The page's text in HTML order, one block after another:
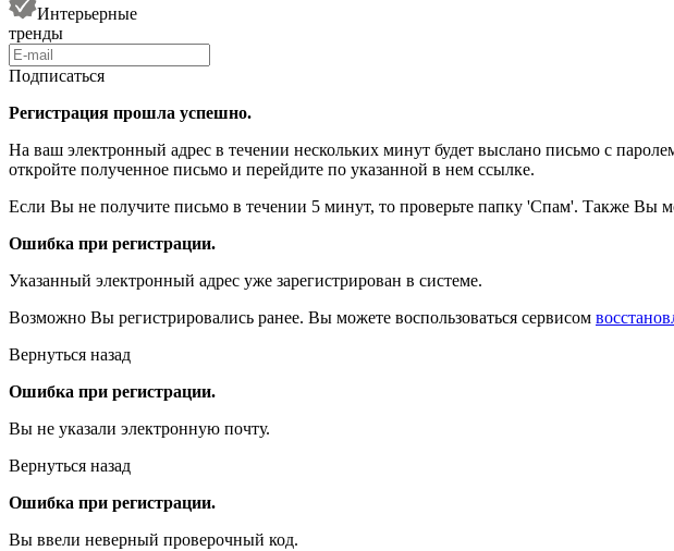
Интерьерные
тренды
Подписаться
Регистрация прошла успешно.
На ваш электронный адрес в течении нескольких минут будет выслано письмо с
откройте полученное письмо и перейдите по указанной в нем ссылке.
Если Вы не получите письмо в течении 5 минут, то проверьте папку 'Спам'. Также Вы
Ошибка при регистрации.
Указанный электронный адрес уже зарегистрирован в системе.
Возможно Вы регистрировались ранее. Вы можете воспользоваться сервисом
Вернуться назад
Ошибка при регистрации.
Вы не указали электронную почту.
Вернуться назад
Ошибка при регистрации.
Вы ввели неверный проверочный код.